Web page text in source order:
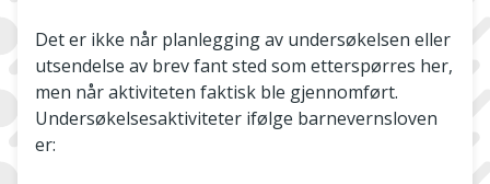
Det er ikke når planlegging av undersøkelsen eller
utsendelse av brev fant sted som etterspørres her,
men når aktiviteten faktisk ble gjennomført.
Undersøkelsesaktiviteter ifølge barnevernsloven
er: